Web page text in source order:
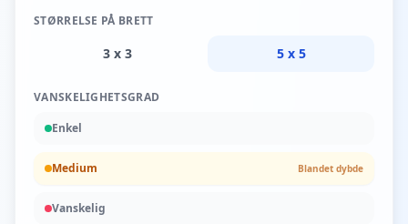
STØRRELSE PÅ BRETT
3 x 3 5 x 5
VANSKELIGHETSGRAD
Enkel
Medium Blandet dybde
Vanskelig